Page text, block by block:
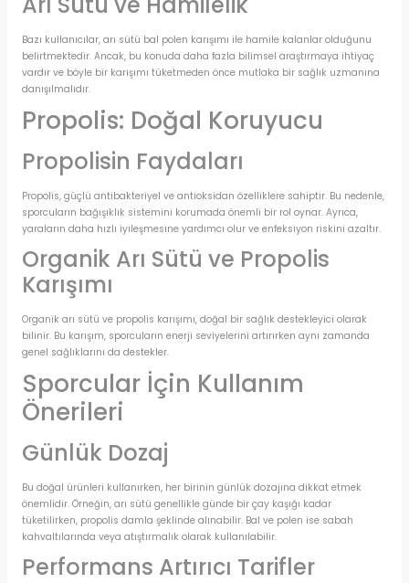
Bazı kullanıcılar, arı sütü bal polen karışımı ile hamile kalanlar olduğunu
belirtmektedir. Ancak, bu konuda daha fazla bilimsel araştırmaya ihtiyaç
vardır ve böyle bir karışımı tüketmeden önce mutlaka bir sağlık uzmanına
danışılmalıdır.
Propolis: Doğal Koruyucu
Propolisin Faydaları
Propolis, güçlü antibakteriyel ve antioksidan özelliklere sahiptir. Bu nedenle,
sporcuların bağışıklık sistemini korumada önemli bir rol oynar. Ayrıca,
yaraların daha hızlı iyileşmesine yardımcı olur ve enfeksiyon riskini azaltır.
Organik Arı Sütü ve Propolis
Karışımı
Organik arı sütü ve propolis karışımı, doğal bir sağlık destekleyici olarak
bilinir. Bu karışım, sporcuların enerji seviyelerini artırırken aynı zamanda
genel sağlıklarını da destekler.
Sporcular İçin Kullanım
Önerileri
Günlük Dozaj
Bu doğal ürünleri kullanırken, her birinin günlük dozajına dikkat etmek
önemlidir. Örneğin, arı sütü genellikle günde bir çay kaşığı kadar
tüketilirken, propolis damla şeklinde alınabilir. Bal ve polen ise sabah
kahvaltılarında veya atıştırmalık olarak kullanılabilir.
Performans Artırıcı Tarifler